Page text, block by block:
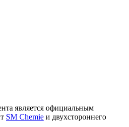
является официальным
SM Chemie и двухстороннего